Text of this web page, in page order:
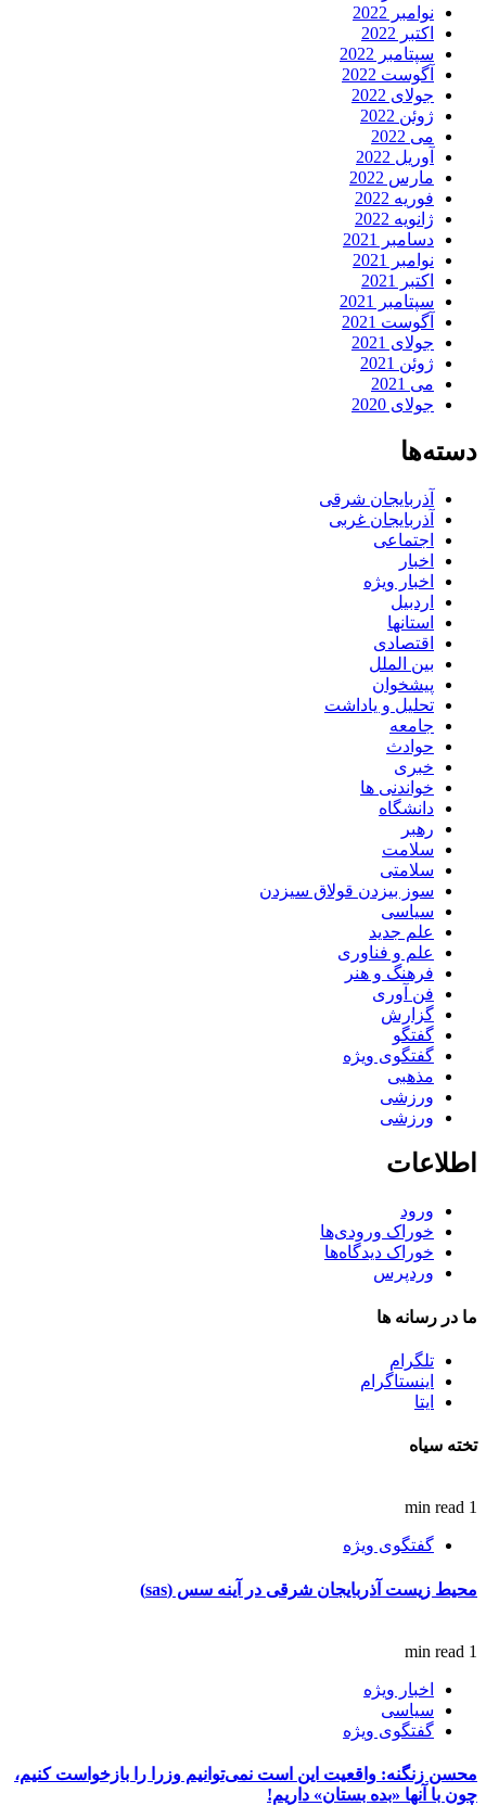
نوامبر 2022
اکتبر 2022
سپتامبر 2022
آگوست 2022
جولای 2022
ژوئن 2022
می 2022
آوریل 2022
مارس 2022
فوریه 2022
ژانویه 2022
دسامبر 2021
نوامبر 2021
اکتبر 2021
سپتامبر 2021
آگوست 2021
جولای 2021
ژوئن 2021
می 2021
جولای 2020
دسته‌ها
آذربایجان شرقی
آذربایجان غربی
اجتماعی
اخبار
اخبار ویژه
اردبیل
استانها
اقتصادی
بین الملل
پیشخوان
تحلیل و یاداشت
جامعه
حوادث
خبری
خواندنی ها
دانشگاه
رهبر
سلامت
سلامتی
سوز بیزدن قولاق سیزدن
سیاسی
علم جدید
علم و فناوری
فرهنگ و هنر
فن آوری
گزارش
گفتگو
گفتگوی ویژه
مذهبی
ورزشی
ورزشی
اطلاعات
ورود
خوراک ورودی‌ها
خوراک دیدگاه‌ها
وردپرس
ما در رسانه ها
تلگرام
اینستاگرام
ایتا
تخته سیاه
1 min read
گفتگوی ویژه
محیط زیست آذربایجان شرقی در آینه سس (sas)
1 min read
اخبار ویژه
سیاسی
گفتگوی ویژه
محسن زنگنه: واقعیت این است نمی‌توانیم وزرا را بازخواست کنیم،
چون با آنها «بده بستان» داریم!